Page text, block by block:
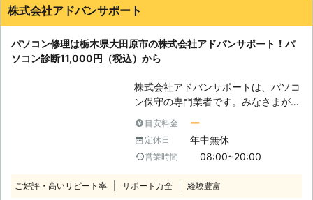
いております。 またお客様のPCを数
サービスもございますので、急なパソ
コントラブルでお困りでしたら弊社に
お任せくださいませ。 ●パソコン修
理の出張サービスを実施中！お客様の
ご自宅でパソコン修理ができます デ
スクトップパソコンの場合、サイズが
大きいため持ち運びは面倒ですよね。
そこで弊社では、パソコン修理の出張
サービスを実施しています。 弊社に
あれば、お客様の元まで駆けつけるこ
ン修理なら創業20年の経験をもつ当
年間300件のパソコン修理に対応して
きた実績があります。 これまでお客
し、パソコンに関するお困りやお悩み
を解決して信頼関係を築いてきまし
た。 今では5割以上のリピーターから
の依頼をこなしながらお客様の信頼に
応えていますのでパソコン修理なら有
限会社マッサキ商会までご連絡くださ
着！ 当店は茨城県那珂市でパソコン
株式会社アドバンサポート
パソコン修理は栃木県大田原市の株式会社アドバンサポート！パ
ソコン診断11,000円（税込）から
株式会社アドバンサポートは、パソコ
ン保守の専門業者です。みなさまがパ
点検・カスタマイズなどによってサポ
ートしています。 パソコンをこれか
ら使いたい方から、現在使っているけ
パソコン修理業者をお探しならお気軽
目安料金 ー
定休日 年中無休
営業時間 08:00~20:00
ご好評・高いリピート率 サポート万全 経験豊富